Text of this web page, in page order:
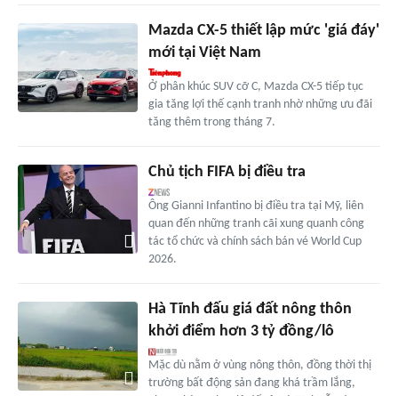
Mazda CX-5 thiết lập mức 'giá đáy'
mới tại Việt Nam
Ở phân khúc SUV cỡ C, Mazda CX-5 tiếp tục
gia tăng lợi thế cạnh tranh nhờ những ưu đãi
tăng thêm trong tháng 7.
Chủ tịch FIFA bị điều tra
Ông Gianni Infantino bị điều tra tại Mỹ, liên
quan đến những tranh cãi xung quanh công
tác tổ chức và chính sách bán vé World Cup
2026.
Hà Tĩnh đấu giá đất nông thôn
khởi điểm hơn 3 tỷ đồng/lô
Mặc dù nằm ở vùng nông thôn, đồng thời thị
trường bất động sản đang khá trầm lắng,